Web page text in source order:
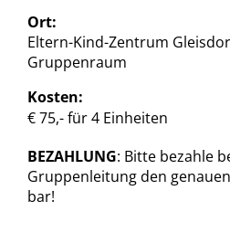
Ort:
Eltern-Kind-Zentrum
Gruppenraum
Kosten:
€ 75,- für 4 Einheiten
BEZAHLUNG: Bitte bezahle
Gruppenleitung den
bar!